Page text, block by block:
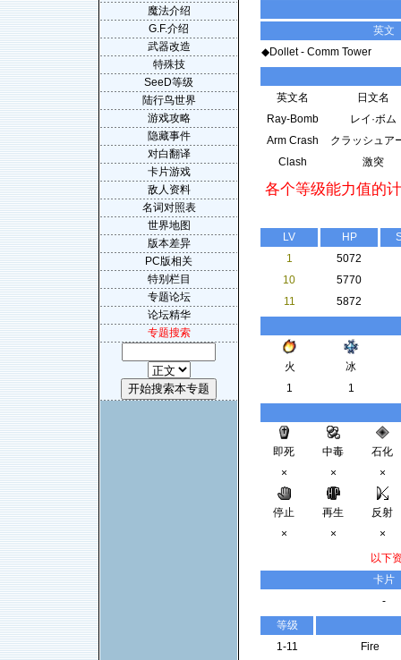
英文
◆Dollet - Comm Tower
英文名
日文名
Ray-Bomb
レイ·ボム
Arm Crash
クラッシュア
Clash
激突
各个等级能力值的
LV HP
1
5072
10
5770
11
5872
火
冰
1
1
即死 中毒
石化
×
× ×
停止 再生
反射
×
×
×
以下
卡片
-
等级
1-11
Fire
魔法介绍
G.F.介绍
武器改造
特殊技
SeeD等级
陆行鸟世界
游戏攻略
隐藏事件
对白翻译
卡片游戏
敌人资料
名词对照表
世界地图
版本差异
PC版相关
特别栏目
专题论坛
论坛精华
专题搜索